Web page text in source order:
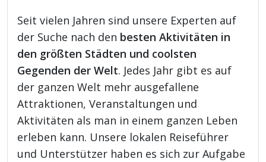
Seit vielen Jahren sind unsere Experten auf
der Suche nach den besten Aktivitäten in
den größten Städten und coolsten
Gegenden der Welt. Jedes Jahr gibt es auf
der ganzen Welt mehr ausgefallene
Attraktionen, Veranstaltungen und
Aktivitäten als man in einem ganzen Leben
erleben kann. Unsere lokalen Reiseführer
und Unterstützer haben es sich zur Aufgabe